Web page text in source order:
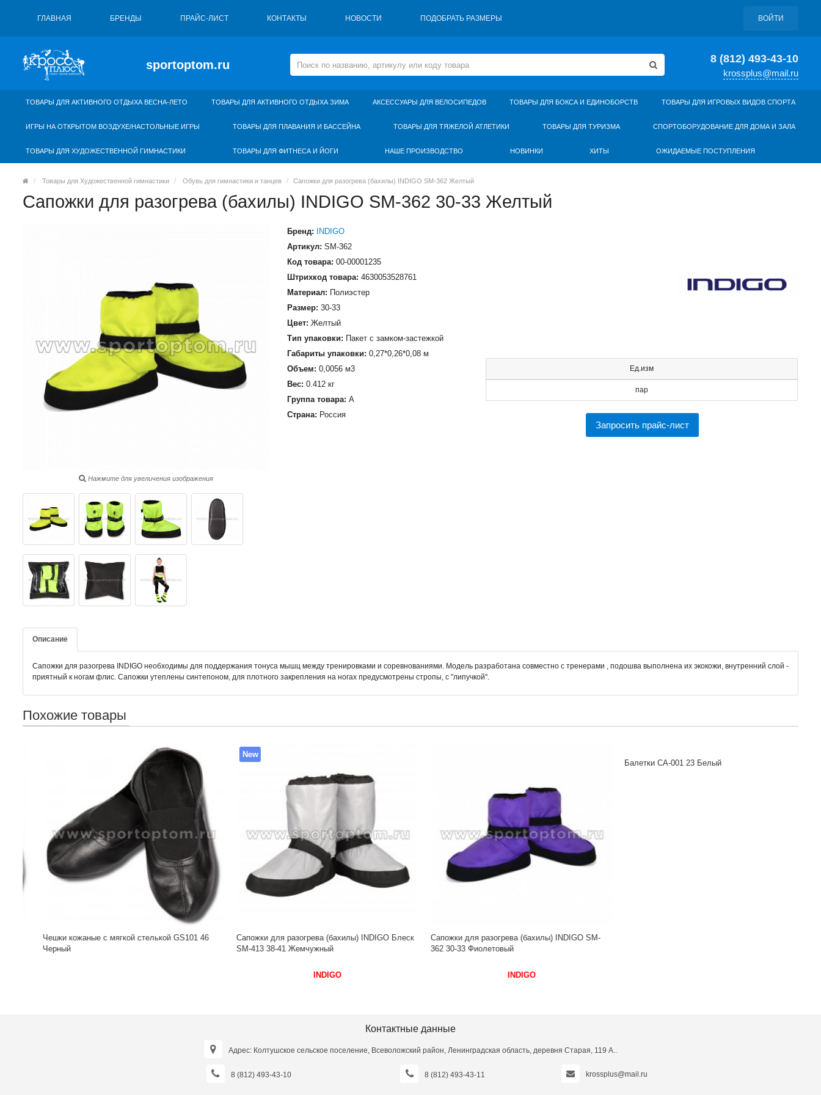
ВОЙТИ
ГЛАВНАЯ БРЕНДЫ ПРАЙС-ЛИСТ КОНТАКТЫ НОВОСТИ ПОДОБРАТЬ РАЗМЕРЫ
8 (812) 493-43-10
krossplus@mail.ru
sportoptom.ru
ТОВАРЫ ДЛЯ АКТИВНОГО ОТДЫХА ВЕСНА-ЛЕТО ТОВАРЫ ДЛЯ АКТИВНОГО ОТДЫХА ЗИМА АКСЕССУАРЫ ДЛЯ ВЕЛОСИПЕДОВ ТОВАРЫ ДЛЯ БОКСА И ЕДИНОБОРСТВ ТОВАРЫ ДЛЯ ИГРОВЫХ ВИДОВ СПОРТА
ИГРЫ НА ОТКРЫТОМ ВОЗДУХЕ/НАСТОЛЬНЫЕ ИГРЫ ТОВАРЫ ДЛЯ ПЛАВАНИЯ И БАССЕЙНА ТОВАРЫ ДЛЯ ТЯЖЕЛОЙ АТЛЕТИКИ ТОВАРЫ ДЛЯ ТУРИЗМА СПОРТОБОРУДОВАНИЕ ДЛЯ ДОМА И ЗАЛА
ТОВАРЫ ДЛЯ ХУДОЖЕСТВЕННОЙ ГИМНАСТИКИ ТОВАРЫ ДЛЯ ФИТНЕСА И ЙОГИ НАШЕ ПРОИЗВОДСТВО НОВИНКИ ХИТЫ ОЖИДАЕМЫЕ ПОСТУПЛЕНИЯ
Товары для Художественной гимнастики Обувь для гимнастики и танцев Сапожки для разогрева (бахилы) INDIGO SM-362 Желтый
Сапожки для разогрева (бахилы) INDIGO SM-362 30-33 Желтый
Нажмите для увеличения изображения
Бренд:
INDIGO
Артикул: SM-362
Код товара: 00-00001235
Штрихкод товара: 4630053528761
Материал: Полиэстер
Размер: 30-33
Цвет: Желтый
Тип упаковки: Пакет с замком-застежкой
Габариты упаковки: 0,27*0,26*0,08 м
Объем: 0,0056 м3
Вес: 0.412 кг
Группа товара: А
Страна: Россия
Ед.изм
пар
Запросить прайс-лист
Описание
Сапожки для разогрева INDIGO необходимы для поддержания тонуса мышц между тренировками и соревнованиями. Модель разработана совместно с тренерами , подошва выполнена их экокожи, внутренний слой -
приятный к ногам флис. Сапожки утеплены синтепоном, для плотного закрепления на ногах предусмотрены стропы, с "липучкой".
Похожие товары
Чешки кожаные с мягкой стелькой GS101 46
Черный
Сапожки для разогрева (бахилы) INDIGO Блеск
SM-413 38-41 Жемчужный
INDIGO
Сапожки для разогрева (бахилы) INDIGO SM-
362 30-33 Фиолетовый
INDIGO
Контактные данные
Адрес: Колтушское сельское поселение, Всеволожский район, Ленинградская область, деревня Старая, 119 А..
8 (812) 493-43-10 8 (812) 493-43-11 krossplus@mail.ru